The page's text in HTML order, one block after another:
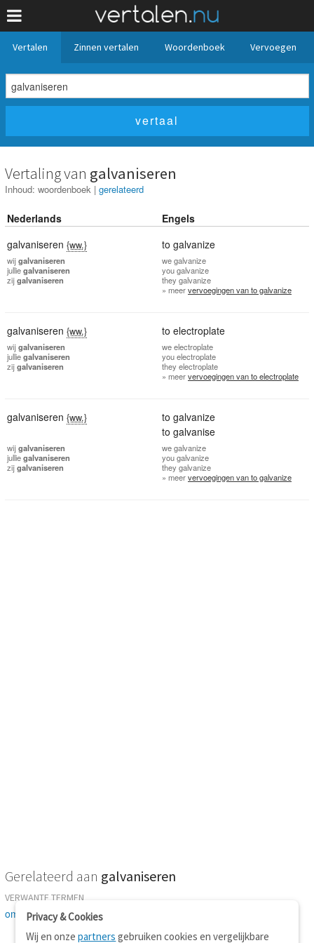
Vertalen Zinnen vertalen Woordenboek Vervoegen
Vertaling van galvaniseren
Inhoud: woordenboek | gerelateerd
Nederlands
Engels
galvaniseren {ww.} to galvanize
wijgalvaniseren
julliegalvaniseren
zijgalvaniseren
wegalvanize
yougalvanize
they galvanize
» meervervoegingen van to galvanize
galvaniseren {ww.} to electroplate
wijgalvaniseren
julliegalvaniseren
zijgalvaniseren
weelectroplate
youelectroplate
they electroplate
» meervervoegingen van to electroplate
galvaniseren {ww.}
to galvanize
to galvanise
wijgalvaniseren
julliegalvaniseren
zijgalvaniseren
wegalvanize
yougalvanize
they galvanize
» meervervoegingen van to galvanize
Gerelateerd aan galvaniseren
VERWANTE TERMEN
omsluieren-verzinken
Privacy & Cookies
Wij en onzepartners gebruiken cookies en vergelijkbare